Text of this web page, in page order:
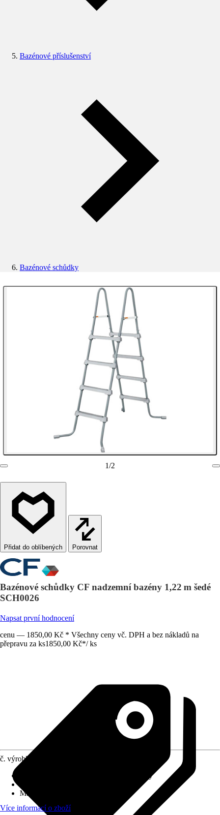
Bazénové příslušenství
Bazénové schůdky
1/2
Porovnat
Bazénové schůdky CF nadzemní bazény 1,22 m šedé
SCH0026
Napsat první hodnocení
cenu — 1850,00 Kč * Všechny ceny vč. DPH a bez nákladů na
přepravu za ks1850,00 Kč*/ ks
č. výrobku
Nadzemní bazény
Materiál
Více informací o zboží